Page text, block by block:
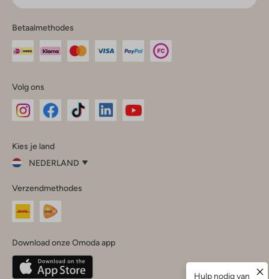
Betaalmethodes
Volg ons
InstagramFacebook
Kies je land
NEDERLAND
je
land
Nederland
Belgique(Français)
Deutschland
Verzendmethodes
Download onze Omoda app